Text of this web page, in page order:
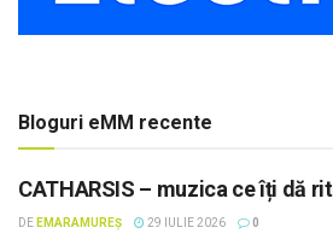
Bloguri eMM recente
CATHARSIS – muzica ce îți dă
DE EMARAMUREȘ 29 IULIE 2026 0